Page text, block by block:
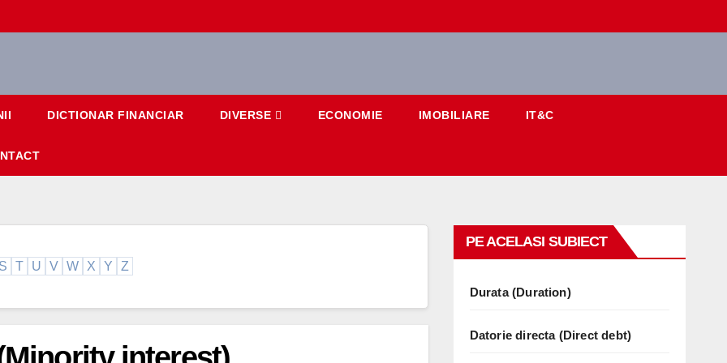
DICTIONAR FINANCIAR DIVERSE ECONOMIE IMOBILIARE IT&C
S T U V W X Y Z
PE ACELASI SUBIECT
Durata (Duration)
Datorie directa (Direct debt)